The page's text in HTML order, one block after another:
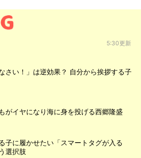
5:30更新
さい！」は逆効果？ 自分から挨拶する子
がイヤになり海に身を投げる西郷隆盛
子に履かせたい「スマートタグが入る
選択肢